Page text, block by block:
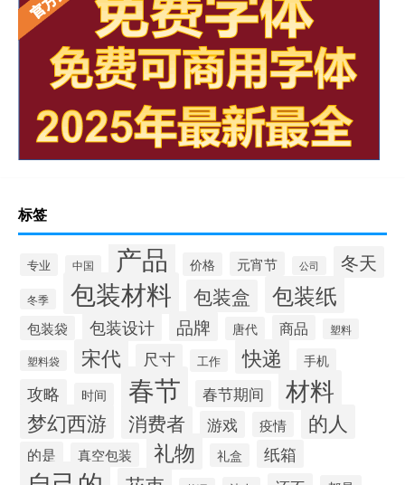
标签
专业 中国 产品 价格 元宵节 公司 冬天
冬季 包装材料 包装盒 包装纸
包装袋 包装设计 品牌 唐代 商品 塑料
塑料袋 宋代 尺寸 工作 快递 手机
攻略 时间 春节 春节期间 材料
梦幻西游 消费者 游戏 疫情 的人
的是 真空包装 礼物 礼盒 纸箱